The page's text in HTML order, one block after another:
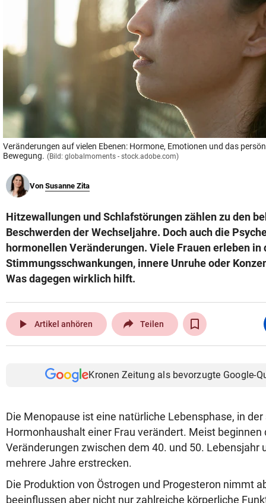
Veränderungen auf vielen Ebenen: Hormone, Emotionen und das
Bewegung. (Bild: globalmoments - stock.adobe.com)
Von Susanne Zita
Hitzewallungen und Schlafstörungen zählen zu den
Beschwerden der Wechseljahre. Doch auch die
hormonellen Veränderungen. Viele Frauen erleben in
Stimmungsschwankungen, innere Unruhe oder
Was dagegen wirklich hilft.
play_arrow Artikel anhören Teilen
Kronen Zeitung als bevorzugte Google-
Die Menopause ist eine natürliche Lebensphase, in der
Hormonhaushalt einer Frau verändert. Meist beginnen
Veränderungen zwischen dem 40. und 50. Lebensjahr
mehrere Jahre erstrecken.
Die Produktion von Östrogen und Progesteron nimmt
beeinflussen aber nicht nur zahlreiche körperliche